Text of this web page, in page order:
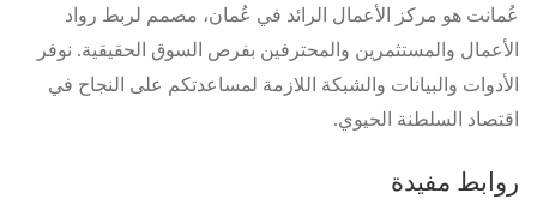
عُمانت هو مركز الأعمال الرائد في عُمان، مصمم لربط رواد
الأعمال والمستثمرين والمحترفين بفرص السوق الحقيقية. نوفر
الأدوات والبيانات والشبكة اللازمة لمساعدتكم على النجاح في
اقتصاد السلطنة الحيوي.
روابط مفيدة